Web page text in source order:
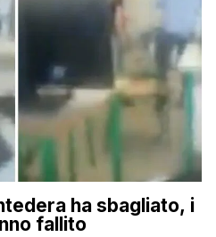
ha sbagliato, i
fallito